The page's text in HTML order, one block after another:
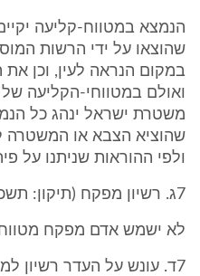
הנמצא במטווח-קליעה
שהוצאו על ידי הרשות
במקום הנראה לעין, וכן את
ואולם במטווחי-הקליעה
משטרת ישראל ינהג כל
שהוציא הצבא או המשטרה
ולפי ההוראות שניתנו על
7ג. רשיון מפקח (תיקון: תשכ"ב) 6
לא ישמש אדם מפקח
7ד. עונש על העדר רשיון למטווח (תיקון: תשכ"ב)6